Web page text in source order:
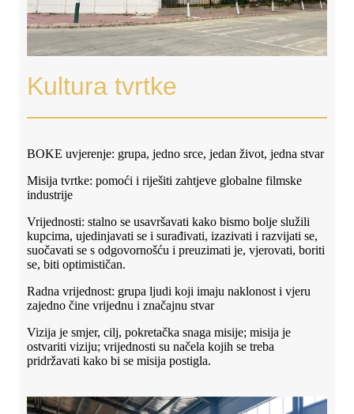
Kultura tvrtke
BOKE uvjerenje: grupa, jedno srce, jedan život, jedna stvar
Misija tvrtke: pomoći i riješiti zahtjeve globalne filmske
industrije
Vrijednosti: stalno se usavršavati kako bismo bolje služili
kupcima, ujedinjavati se i surađivati, izazivati ​​i razvijati se,
suočavati se s odgovornošću i preuzimati je, vjerovati, boriti
se, biti optimističan.
Radna vrijednost: grupa ljudi koji imaju naklonost i vjeru
zajedno čine vrijednu i značajnu stvar
Vizija je smjer, cilj, pokretačka snaga misije; misija je
ostvariti viziju; vrijednosti su načela kojih se treba
pridržavati kako bi se misija postigla.